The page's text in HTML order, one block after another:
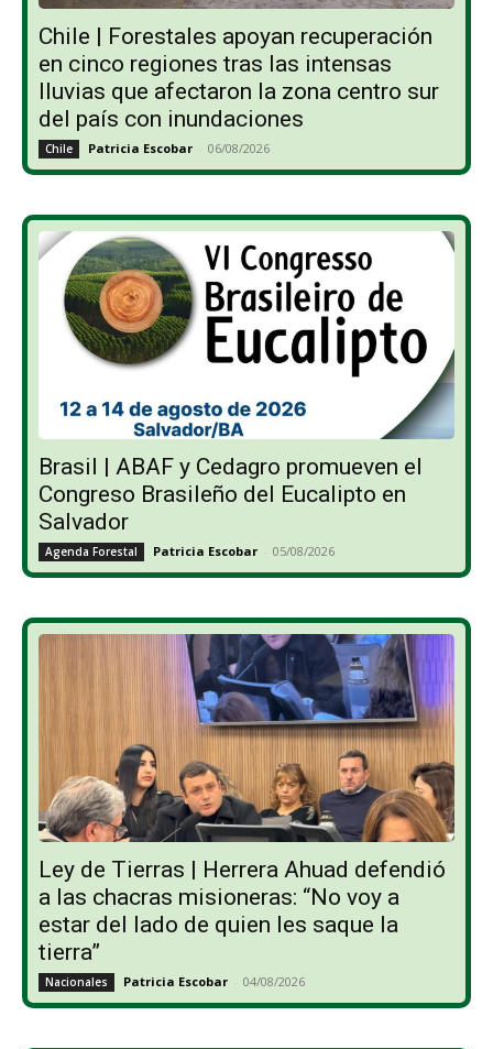
Chile | Forestales apoyan recuperación
en cinco regiones tras las intensas
lluvias que afectaron la zona centro sur
del país con inundaciones
Chile Patricia Escobar - 06/08/2026
Brasil | ABAF y Cedagro promueven el
Congreso Brasileño del Eucalipto en
Salvador
Agenda Forestal Patricia Escobar - 05/08/2026
Ley de Tierras | Herrera Ahuad defendió
a las chacras misioneras: “No voy a
estar del lado de quien les saque la
tierra”
Nacionales Patricia Escobar - 04/08/2026